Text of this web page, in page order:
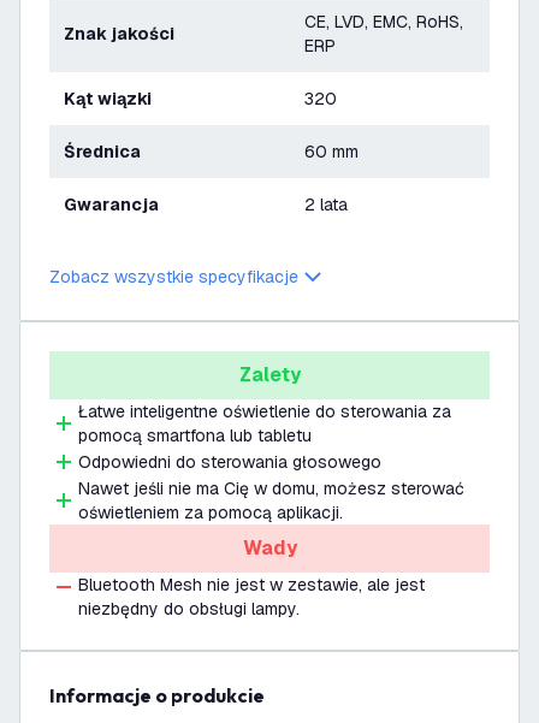
Znak jakości
CE, LVD, EMC, RoHS,
ERP
Kąt wiązki 320
Średnica 60 mm
Gwarancja 2 lata
Zobacz wszystkie specyfikacje
Zalety
Łatwe inteligentne oświetlenie do sterowania za
pomocą smartfona lub tabletu
Odpowiedni do sterowania głosowego
Nawet jeśli nie ma Cię w domu, możesz sterować
oświetleniem za pomocą aplikacji.
Wady
Bluetooth Mesh nie jest w zestawie, ale jest
niezbędny do obsługi lampy.
informacje o produkcie